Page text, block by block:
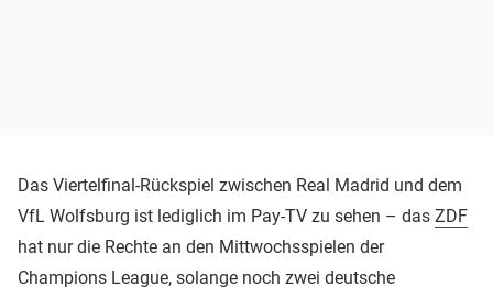
Das Viertelfinal-Rückspiel zwischen Real Madrid und dem
VfL Wolfsburg ist lediglich im Pay-TV zu sehen – das ZDF
hat nur die Rechte an den Mittwochsspielen der
Champions League, solange noch zwei deutsche